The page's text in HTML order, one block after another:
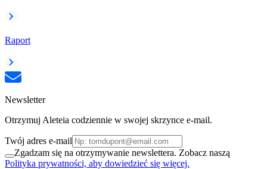
Raport
Newsletter
Otrzymuj Aleteia codziennie w swojej skrzynce e-mail.
Twój adres e-mail
Zgadzam się na otrzymywanie newslettera. Zobacz naszą
Polityka prywatności, aby dowiedzieć się więcej.